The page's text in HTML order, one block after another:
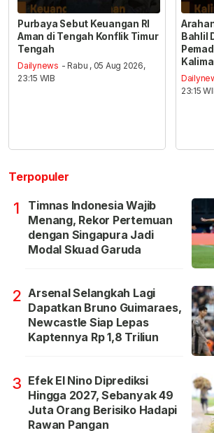
Purbaya Sebut Keuangan RI
Aman di Tengah Konflik Timur
Tengah
Dailynews - Rabu , 05 Aug 2026,
23:15 WIB
Bahlil
23:15
Terpopuler
1
Timnas Indonesia Wajib
Menang, Rekor Pertemuan
dengan Singapura Jadi
Modal Skuad Garuda
2 Arsenal Selangkah Lagi
Dapatkan Bruno Guimaraes,
Newcastle Siap Lepas
Kaptennya Rp 1,8 Triliun
3 Efek El Nino Diprediksi
Hingga 2027, Sebanyak 49
Juta Orang Berisiko Hadapi
Rawan Pangan